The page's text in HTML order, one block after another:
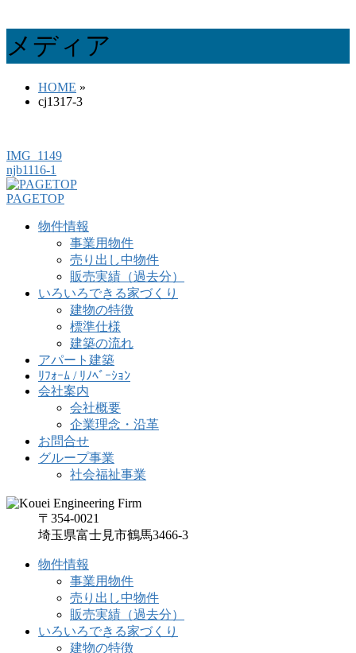
メディア
HOME »
cj1317-3
IMG_1149
njb1116-1
PAGETOP
物件情報
事業用物件
売り出し中物件
販売実績（過去分）
いろいろできる家づくり
建物の特徴
標準仕様
建築の流れ
アパート建築
ﾘﾌｫｰﾑ / ﾘﾉﾍﾞｰｼｮﾝ
会社案内
会社概要
企業理念・沿革
お問合せ
グループ事業
社会福祉事業
〒354-0021
埼玉県富士見市鶴馬3466-3
物件情報
事業用物件
売り出し中物件
販売実績（過去分）
いろいろできる家づくり
建物の特徴